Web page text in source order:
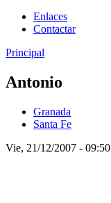
Enlaces
Contactar
Principal
Antonio
Granada
Santa Fe
Vie, 21/12/2007 - 09:50